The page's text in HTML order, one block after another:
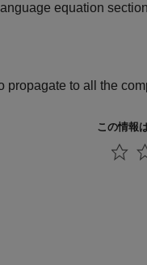
equation
propagate to all the
この情報